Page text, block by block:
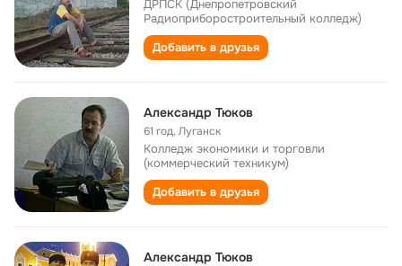
ДРПСК (Днепропетровский
Радиоприборостроительный колледж)
Добавить в друзья
Александр Тюков
61 год,Луганск
Колледж экономики и торговли
(коммерческий техникум)
Добавить в друзья
Александр Тюков